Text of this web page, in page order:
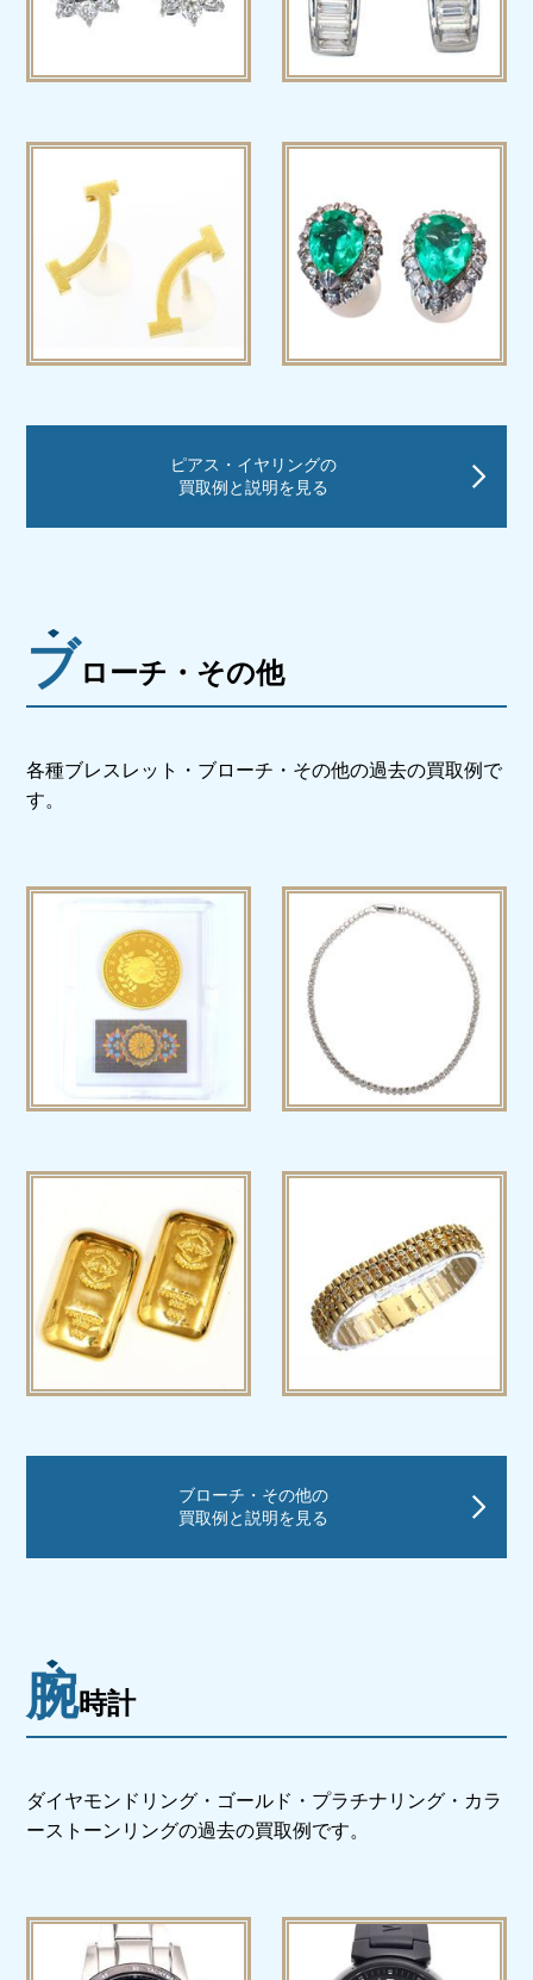
ピアス・イヤリングの
買取例と説明を見る
ブローチ・その他
各種ブレスレット・ブローチ・ その他の過去の買取例で
す。
ブローチ・その他の
買取例と説明を見る
腕時計
ダイヤモンドリング・ゴールド・プラチナリング・ カラ
ーストーンリングの過去の買取例です。